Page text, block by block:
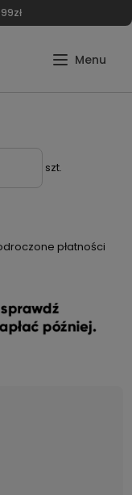
szt.
płatności